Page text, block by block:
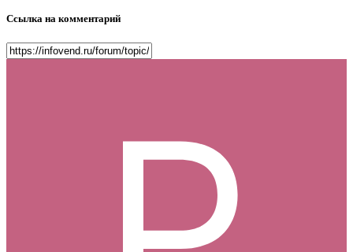
Ссылка на комментарий